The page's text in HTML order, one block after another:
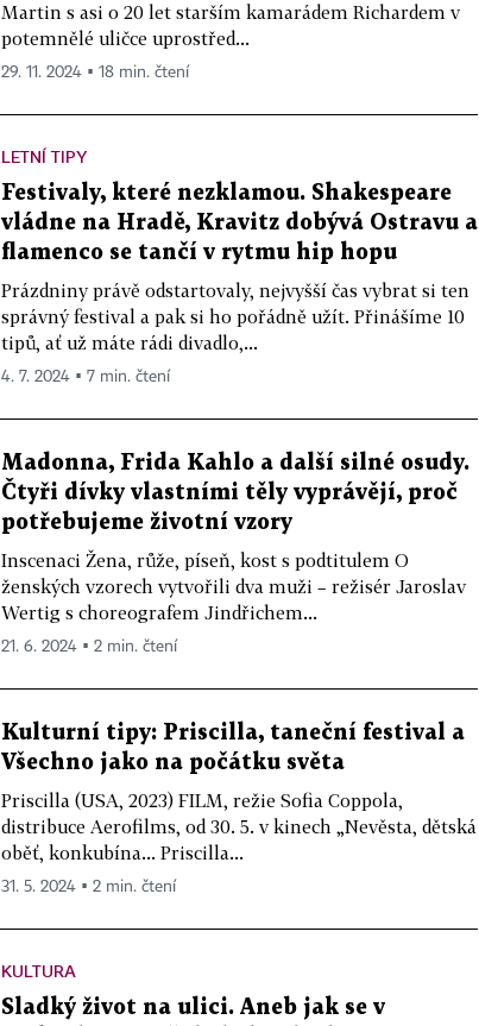
Martin s asi o 20 let starším kamarádem Richardem v
potemnělé uličce uprostřed...
29. 11. 2024 ▪ 18 min. čtení
LETNÍ TIPY
Festivaly, které nezklamou. Shakespeare
vládne na Hradě, Kravitz dobývá Ostravu a
flamenco se tančí v rytmu hip hopu
Prázdniny právě odstartovaly, nejvyšší čas vybrat si ten
správný festival a pak si ho pořádně užít. Přinášíme 10
tipů, ať už máte rádi divadlo,...
4. 7. 2024 ▪ 7 min. čtení
Madonna, Frida Kahlo a další silné osudy.
Čtyři dívky vlastními těly vyprávějí, proč
potřebujeme životní vzory
Inscenaci Žena, růže, píseň, kost s podtitulem O
ženských vzorech vytvořili dva muži – režisér Jaroslav
Wertig s choreografem Jindřichem...
21. 6. 2024 ▪ 2 min. čtení
Kulturní tipy: Priscilla, taneční festival a
Všechno jako na počátku světa
Priscilla (USA, 2023) FILM, režie Sofia Coppola,
distribuce Aerofilms, od 30. 5. v kinech „Nevěsta, dětská
oběť, konkubína... Priscilla...
31. 5. 2024 ▪ 2 min. čtení
KULTURA
Sladký život na ulici. Aneb jak se v